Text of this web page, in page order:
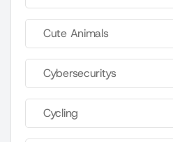
Cute Animals
Cybersecuritys
Cycling